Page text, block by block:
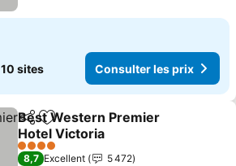
10 sites Consulter les prix
PartagerAjouter à mes favoris
Best Western Premier
Hotel Victoria
4 Étoiles
8,7 Excellent
5 472